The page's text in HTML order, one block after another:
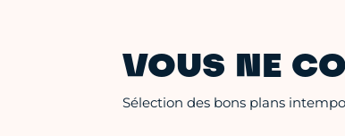
VOUS NE
Sélection des bons plans